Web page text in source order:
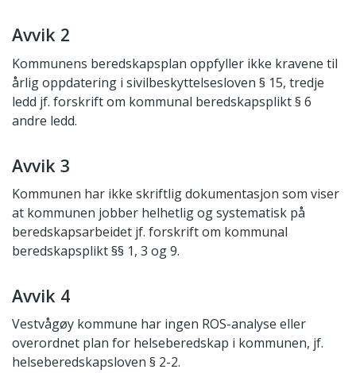
Avvik 2
Kommunens beredskapsplan oppfyller ikke kravene til
årlig oppdatering i sivilbeskyttelsesloven § 15, tredje
ledd jf. forskrift om kommunal beredskapsplikt § 6
andre ledd.
Avvik 3
Kommunen har ikke skriftlig dokumentasjon som viser
at kommunen jobber helhetlig og systematisk på
beredskapsarbeidet jf. forskrift om kommunal
beredskapsplikt §§ 1, 3 og 9.
Avvik 4
Vestvågøy kommune har ingen ROS-analyse eller
overordnet plan for helseberedskap i kommunen, jf.
helseberedskapsloven § 2-2.